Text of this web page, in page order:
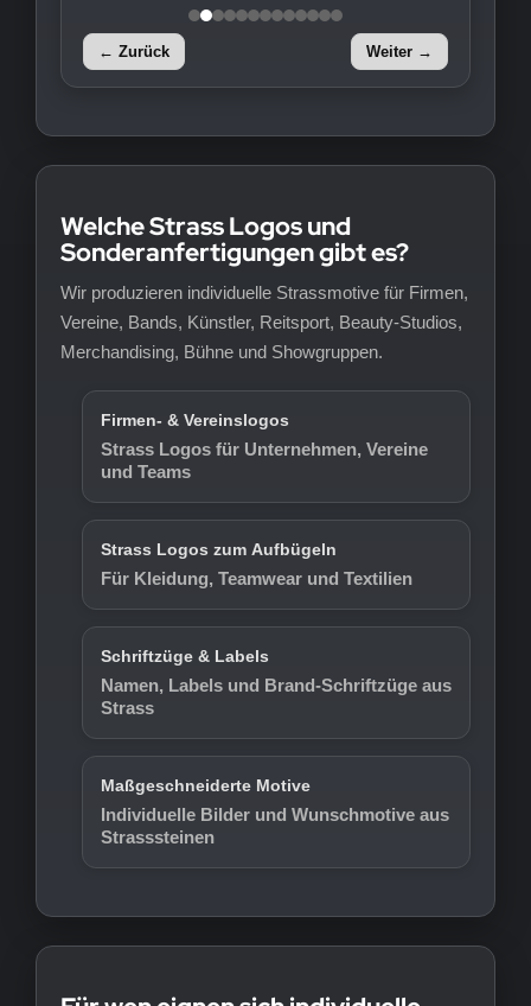
← Zurück Weiter →
Welche Strass Logos und
Sonderanfertigungen gibt es?
Wir produzieren individuelle Strassmotive für Firmen,
Vereine, Bands, Künstler, Reitsport, Beauty-Studios,
Merchandising, Bühne und Showgruppen.
Firmen- & Vereinslogos
Strass Logos für Unternehmen, Vereine
und Teams
Strass Logos zum Aufbügeln
Für Kleidung, Teamwear und Textilien
Schriftzüge & Labels
Namen, Labels und Brand-Schriftzüge aus
Strass
Maßgeschneiderte Motive
Individuelle Bilder und Wunschmotive aus
Strasssteinen